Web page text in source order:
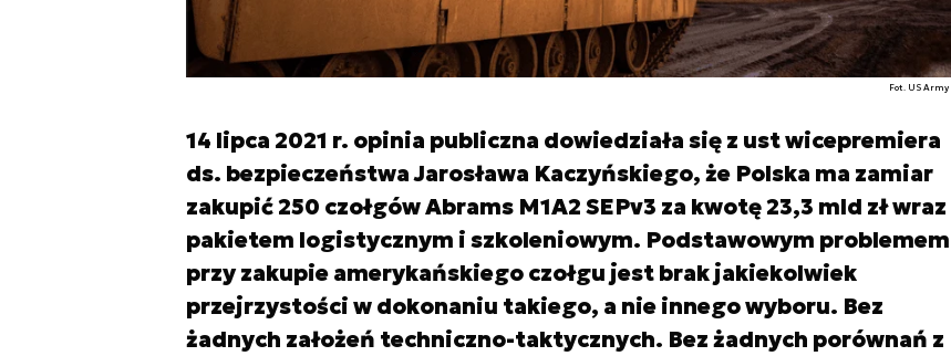
Fot. US Army
14 lipca 2021 r. opinia publiczna dowiedziała się z ust wicepremiera
ds. bezpieczeństwa Jarosława Kaczyńskiego, że Polska ma zamiar
zakupić 250 czołgów Abrams M1A2 SEPv3 za kwotę 23,3 mld zł wraz
pakietem logistycznym i szkoleniowym. Podstawowym problemem
przy zakupie amerykańskiego czołgu jest brak jakiekolwiek
przejrzystości w dokonaniu takiego, a nie innego wyboru. Bez
żadnych założeń techniczno-taktycznych. Bez żadnych porównań z